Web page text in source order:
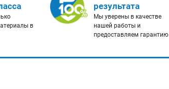
в
результата
Мы уверены в качестве
нашей работы и
предоставляем гарантию